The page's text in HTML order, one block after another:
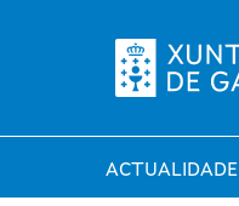
ACTUALIDADE